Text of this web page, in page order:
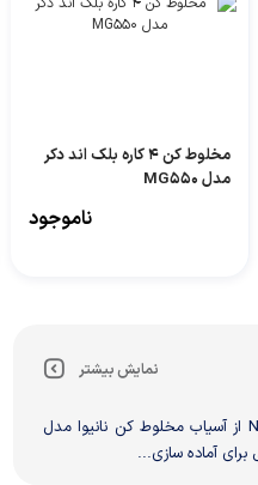
مخلوط کن 4 کاره بلک اند دکر
مدل MG550
ناموجود
نمایش بیشتر
آسیاب مخلوط کن نانیوا مدل NB-395 از آسیاب مخلوط کن نانیوا مدل